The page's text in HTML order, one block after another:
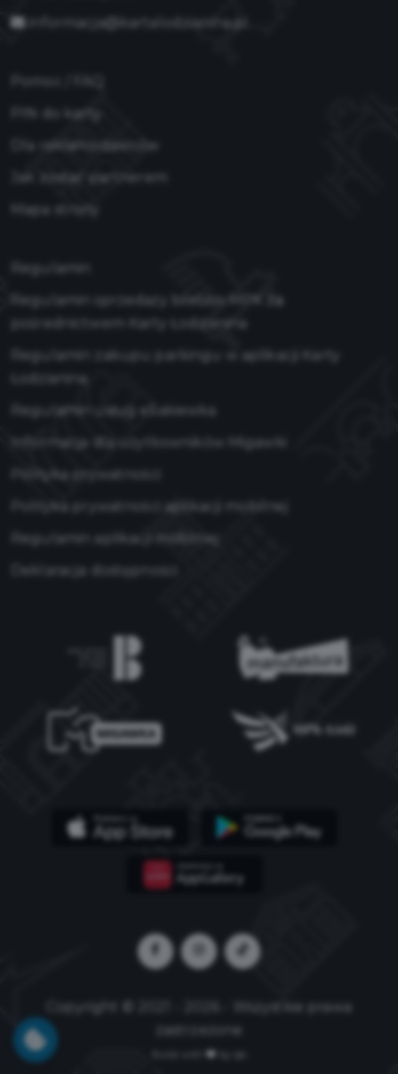
informacja@kartalodzianina.pl
PIN do karty
Dla reklamodawców
Jak zostać partnerem
Mapa strony
Regulamin
Regulamin sprzedaży biletów MPK za
pośrednictwem Karty Łodzianina
Regulamin zakupu parkingu w aplikacji Karty
Łodzianina
Regulamin usług eSakiewka
Informacja dla użytkowników Migawki
Polityka prywatności
Polityka prywatności aplikacji mobilnej
Regulamin aplikacji mobilnej
Deklaracja dostępności
Copyright © 2021 - 2026 - Wszystkie prawa
zastrzeżone